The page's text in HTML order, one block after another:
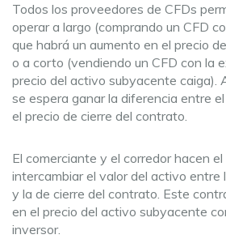
Todos los proveedores de CFDs
operar a largo (comprando un CFD
que habrá un aumento en el precio
o a corto (vendiendo un CFD con la
precio del activo subyacente caiga).
se espera ganar la diferencia entre
el precio de cierre del contrato.
El comerciante y el corredor hacen
intercambiar el valor del activo entre
y la de cierre del contrato. Este
en el precio del activo subyacente
inversor.